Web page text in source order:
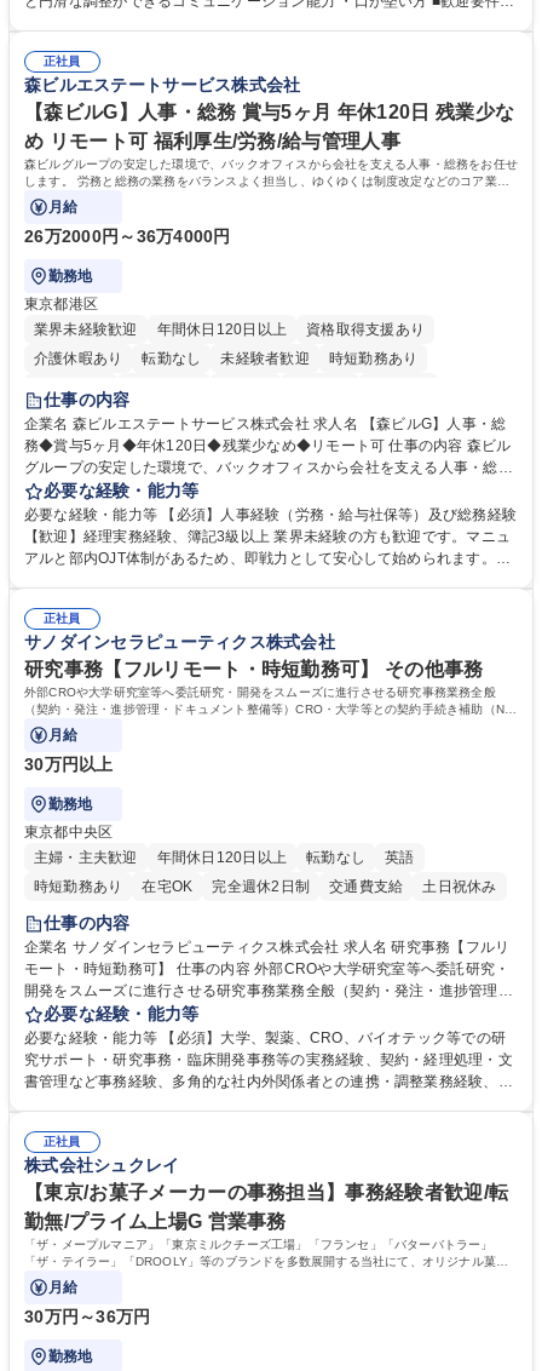
管理 ・福利厚生関連 ・職員からの問合せ、相談対応 ・その他日常の総務
業務全般 募集職種 【東京／文京区】公益財団法人の総務人事業務／年間
休日125日
正社員
森ビルエステートサービス株式会社
【森ビルG】人事・総務 賞与5ヶ月 年休120日 残業少な
め リモート可 福利厚生/労務/給与管理人事
森ビルグループの安定した環境で、バックオフィスから会社を支える人事・総務をお任せ
します。 労務と総務の業務をバランスよく担当し、ゆくゆくは制度改定などのコア業務
にも挑戦できる、やりがいある環境です。
月給
26万2000円～36万4000円
勤務地
東京都港区
業界未経験歓迎
年間休日120日以上
資格取得支援あり
介護休暇あり
転勤なし 未経験者歓迎
時短勤務あり
経験者歓迎
完全週休2日制
交通費支給 長期歓迎 駅近5分以内 土日祝休み
仕事の内容
企業名 森ビルエステートサービス株式会社 求人名 【森ビルG】人事・総
務◆賞与5ヶ月◆年休120日◆残業少なめ◆リモート可 仕事の内容 森ビル
グループの安定した環境で、バックオフィスから会社を支える人事・総務
をお任せします。 労務と総務の業務をバランスよく担当し、ゆくゆくは制
度改定などのコア業務にも挑戦できる、やりがいある環境です。 ■勤怠管
理、給与計算、社会保険手続き、年末調整等の労務管理全般 ■入退社手続
き、社内規定の改定や人事制度改定などのコア業務 ■社内イベントの企画
でも質問・相談できる環境が整っているため、安心して成長できます。 募
集職種 【森ビルG】人事・総務◆賞与5ヶ月◆年休120日◆残業少なめ◆
リモート可
必要な経験・能力等
必要な経験・能力等 【必須】人事経験（労務・給与社保等）及び総務経験
【歓迎】経理実務経験、簿記3級以上 業界未経験の方も歓迎です。マニュ
アルと部内OJT体制があるため、即戦力として安心して始められます。
務に挑戦できるため、自身の成長と組織への貢献度をダイレクトに実感で
きます。 残業少なめ、週1日リモート可など、ワークライフバランスを保
ち長期活躍できる環境です。 「これまでの幅広い経験を活かし、長期的な
キャリアを築きたい」という前向きな意欲と挑戦を全力で応援します。 学
歴・資格 学歴：大学院 大学 高専 短大 専修学校 高校 語学力： 資格：日商
簿記検定1級 日商簿記検定2級 日商簿記検定3級
正社員
サノダインセラピューティクス株式会社
研究事務【フルリモート・時短勤務可】 その他事務
外部CROや大学研究室等へ委託研究・開発をスムーズに進行させる研究事務業務全般
（契約・発注・進捗管理・ドキュメント整備等）CRO・大学等との契約手続き補助（ND
A・委託・共同研究契約等の進行・記録管理）
月給
30万円以上
勤務地
東京都中央区
主婦・主夫歓迎
年間休日120日以上 転勤なし
英語
時短勤務あり
在宅OK 完全週休2日制 交通費支給 土日祝休み
仕事の内容
企業名 サノダインセラピューティクス株式会社 求人名 研究事務【フルリ
モート・時短勤務可】 仕事の内容 外部CROや大学研究室等へ委託研究・
開発をスムーズに進行させる研究事務業務全般（契約・発注・進捗管理・
ドキュメント整備等）CRO・大学等との契約手続き補助（NDA・委託・
共同研究契約等の進行・記録管理） ■見積取得、発注、検収、請求処理等
の事務手続き ■委託先との定例会議の調整・アジェンダ準備・議事録作成
■研究報告書、試験関連資料、SOP等の整備・版管理・保管 ■研究開発の
他研究開発に関わる総務・庶務 募集職種 研究事務【フルリモート・時短
勤務可】
必要な経験・能力等
必要な経験・能力等 【必須】大学、製薬、CRO、バイオテック等での研
究サポート・研究事務・臨床開発事務等の実務経験、契約・経理処理・文
書管理など事務経験、多角的な社内外関係者との連携・調整業務経験、基
ル対応力 【働き方について】フルリモートやハイブリッド勤務、時短勤務
など個々のライフスタイルに応じた柔軟な働き方が可能です。育児や介護
との両立も応援します。 学歴・資格 学歴：大学院 大学 語学力： 資格：
正社員
株式会社シュクレイ
【東京/お菓子メーカーの事務担当】事務経験者歓迎/転
勤無/プライム上場G 営業事務
「ザ・メープルマニア」「東京ミルクチーズ工場」「フランセ」「バターバトラー」
「ザ・テイラー」「DROOLY」等のブランドを多数展開する当社にて、オリジナル菓子
ブランド商品の事務業務をお任せいたします。
月給
30万円～36万円
勤務地